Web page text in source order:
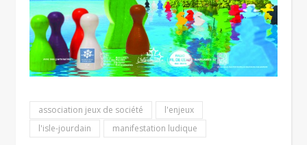
association jeux de société
l'enjeux
l'isle-jourdain
manifestation ludique